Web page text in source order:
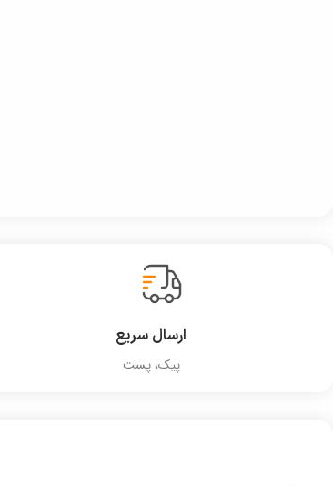
ارسال سریع
پیک، پست